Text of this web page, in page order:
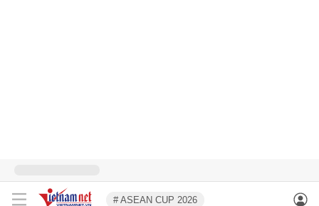
# ASEAN CUP 2026